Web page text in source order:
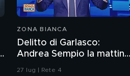
ZONA BIANCA
Delitto di Garlasco:
Andrea Sempio la mattina
del delitto è stato in un
27 lug | Rete 4